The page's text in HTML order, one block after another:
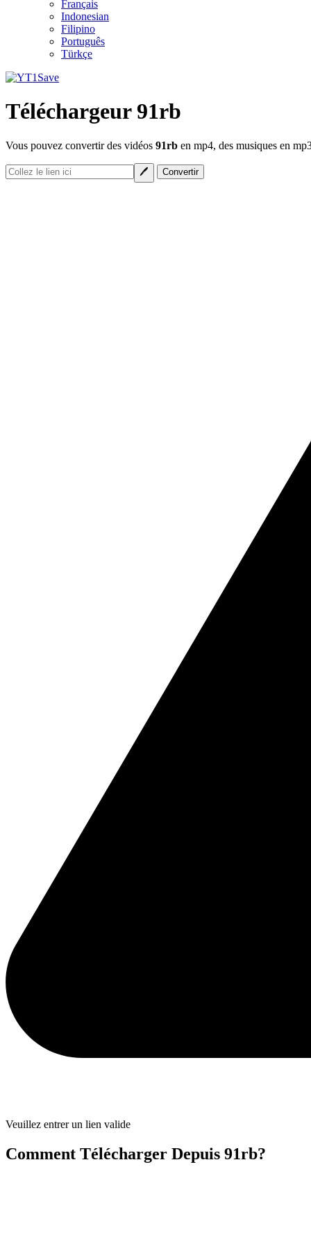
Français
Indonesian
Filipino
Português
Türkçe
Téléchargeur 91rb
Vous pouvez convertir des vidéos 91rb en mp4, des musiques en
Veuillez entrer un lien valide
Comment Télécharger Depuis 91rb?